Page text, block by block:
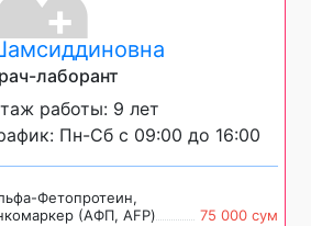
лаборант
работы: 9 лет
Пн-Сб с 09:00 до 16:00
Фетопротеин,
(АФП, AFP)
75 000 сум